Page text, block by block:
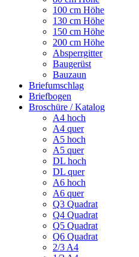
100 cm Höhe
130 cm Höhe
150 cm Höhe
200 cm Höhe
Absperrgitter
Baugerüst
Bauzaun
Briefumschlag
Briefbogen
Broschüre / Katalog
A4 hoch
A4 quer
A5 hoch
A5 quer
DL hoch
DL quer
A6 hoch
A6 quer
Q3 Quadrat
Q4 Quadrat
Q5 Quadrat
Q6 Quadrat
2/3 A4